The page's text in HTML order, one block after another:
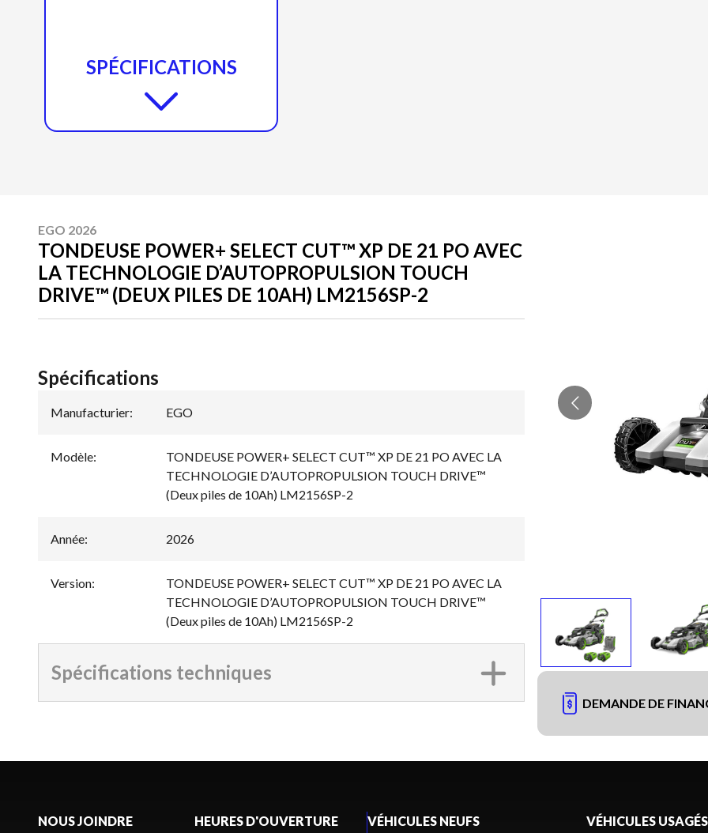
PILES DE 10AH)
SPÉCIFICATIONS
EGO 2026
TONDEUSE POWER+ SELECT CUT™ XP DE 21 PO AVEC
LA TECHNOLOGIE D’AUTOPROPULSION TOUCH
DRIVE™ (DEUX PILES DE 10AH) LM2156SP-2
DEMANDE DE
Spécifications
Manufacturier: EGO
Modèle:
TONDEUSE POWER+ SELECT CUT™ XP DE 21 PO AVEC LA
TECHNOLOGIE D’AUTOPROPULSION TOUCH DRIVE™
(Deux piles de 10Ah) LM2156SP-2
Année: 2026
Version:
TONDEUSE POWER+ SELECT CUT™ XP DE 21 PO AVEC LA
TECHNOLOGIE D’AUTOPROPULSION TOUCH DRIVE™
(Deux piles de 10Ah) LM2156SP-2
Spécifications techniques
NOUS JOINDRE HEURES D'OUVERTURE VÉHICULES NEUFS VÉHICULES USAGÉS